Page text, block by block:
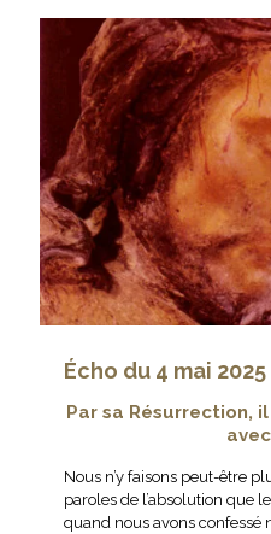
Écho du 4 mai 2025
Par sa Résurrection,
Nous n’y faisons peut-être
paroles de l’absolution que
quand nous avons confessé